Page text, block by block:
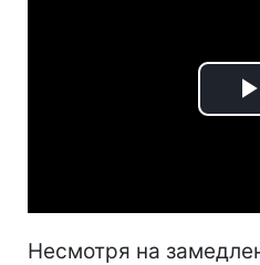
Несмотря на